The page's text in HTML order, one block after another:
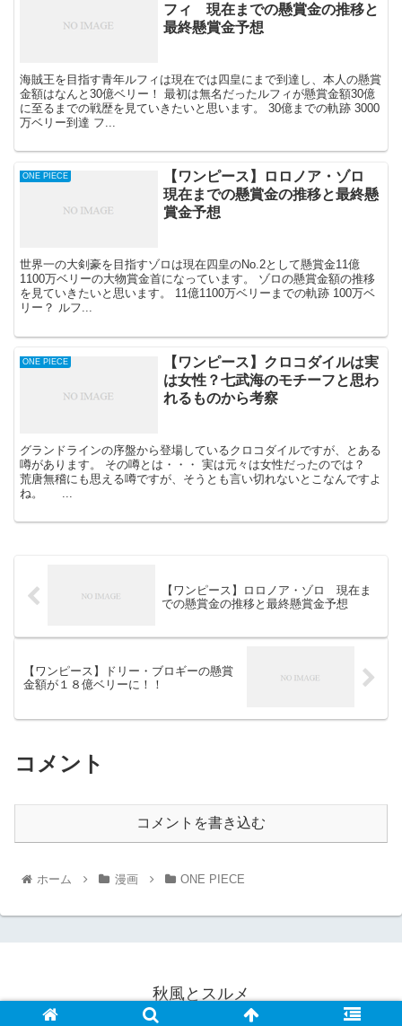
フィ 現在までの懸賞金の推移と
最終懸賞金予想
海賊王を目指す青年ルフィは現在では四皇にまで到達し、本人の懸賞
金額はなんと30億ベリー！ 最初は無名だったルフィが懸賞金額30億
に至るまでの戦歴を見ていきたいと思います。 30億までの軌跡 3000
万ベリー到達 フ...
ONE PIECE
【ワンピース】ロロノア・ゾロ
現在までの懸賞金の推移と最終懸
賞金予想
世界一の大剣豪を目指すゾロは現在四皇のNo.2として懸賞金11億
1100万ベリーの大物賞金首になっています。 ゾロの懸賞金額の推移
を見ていきたいと思います。 11億1100万ベリーまでの軌跡 100万ベ
リー？ ルフ...
ONE PIECE
【ワンピース】クロコダイルは実
は女性？七武海のモチーフと思わ
れるものから考察
グランドラインの序盤から登場しているクロコダイルですが、とある
噂があります。 その噂とは・・・ 実は元々は女性だったのでは？
荒唐無稽にも思える噂ですが、そうとも言い切れないとこなんですよ
ね。 ...
【ワンピース】ロロノア・ゾロ 現在ま
での懸賞金の推移と最終懸賞金予想
【ワンピース】ドリー・ブロギーの懸賞
金額が１８億ベリーに！！
コメント
コメントを書き込む
ホーム 漫画 ONE PIECE
秋風とスルメ
© 2024 秋風とスルメ.